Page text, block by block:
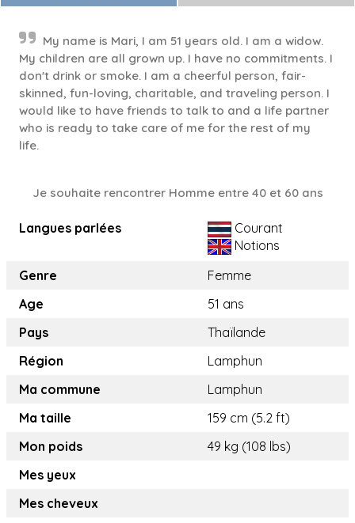
My name is Mari, I am 51 years old. I am a widow.
My children are all grown up. I have no commitments. I
don't drink or smoke. I am a cheerful person, fair-
skinned, fun-loving, charitable, and traveling person. I
would like to have friends to talk to and a life partner
who is ready to take care of me for the rest of my
life.
Je souhaite rencontrer Homme entre 40 et 60 ans
Langues parlées
Courant
Notions
Genre
Femme
Age
51 ans
Pays
Thaïlande
Région
Lamphun
Ma commune
Lamphun
Ma taille
159 cm (5.2 ft)
Mon poids
49 kg (108 lbs)
Mes yeux
Mes cheveux